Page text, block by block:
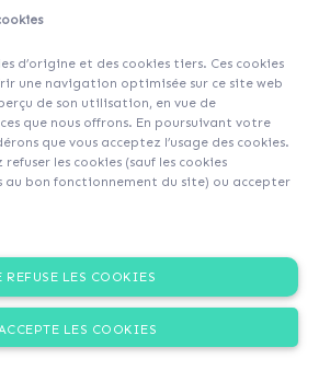
d’origine et des cookies tiers. Ces cookies
une navigation optimisée sur ce site web
de son utilisation, en vue de
que nous offrons. En poursuivant votre
que vous acceptez l’usage des cookies.
refuser les cookies (sauf les cookies
au bon fonctionnement du site) ou accepter
REFUSE LES COOKIES
LES COOKIES
Commentaires (0)